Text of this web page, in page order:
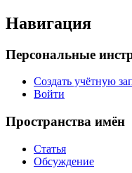
Навигация
Персональные
Создать учётную
Войти
Пространства имён
Статья
Обсуждение